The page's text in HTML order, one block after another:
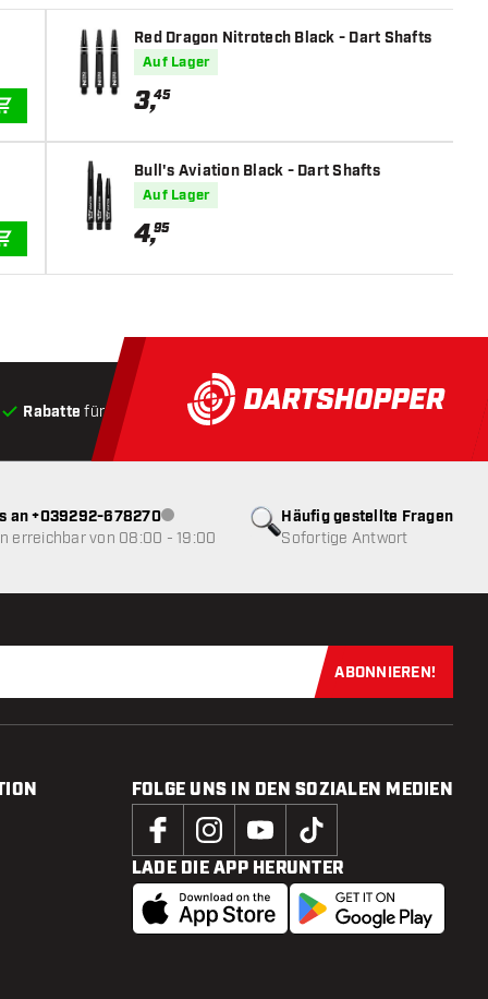
IN DEN WARENKORB
IN DEN WARENKORB
Red Dragon Nitrotech Black - Dart Shafts
Auf Lager
3,45
Bull's Aviation Black - Dart Shafts
Auf Lager
4,95
Rabatte für Kunden Produkte auf Lager, Versand
Häufig gestellte Fragen
Sofortige Antwort
an +039292-678270Kundenservice nicht verfügbar
erreichbar von 08:00 - 19:00
Jetzt für
ABONNIEREN!
FOLGE UNS IN DEN SOZIALEN MEDIEN
LADE DIE APP HERUNTER